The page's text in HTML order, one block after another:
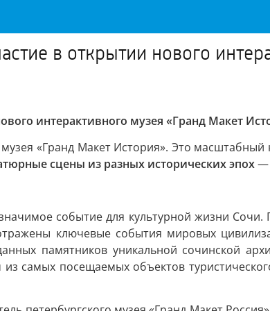
в открытии нового
интерактивного музея «Гранд Макет
«Гранд Макет История». Это масштабный
сцены из разных исторических эпох—
событие для культурной жизни
ключевые события мировых
памятников уникальной сочинской
самых посещаемых объектов